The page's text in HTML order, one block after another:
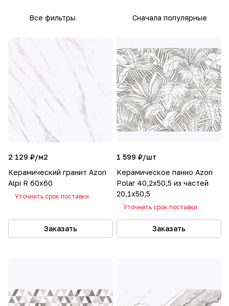
Все фильтры Сначала популярные
2 129 ₽/м2
Керамический гранит Azori
Alpi R 60x60
Уточнить срок поставки
Заказать
1 599 ₽/шт
Керамическое панно Azori
Polar 40,2x50,5 из частей
20,1x50,5
Уточнить срок поставки
Заказать